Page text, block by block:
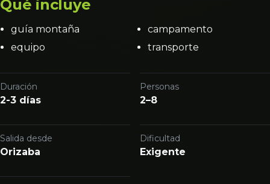
Qué incluye
guía montaña
equipo
campamento
transporte
Duración
2-3 días
Personas
2–8
Salida desde
Orizaba
Dificultad
Exigente